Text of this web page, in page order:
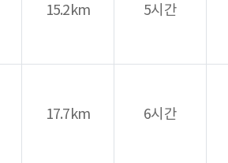
15.2km 5시간
17.7km 6시간